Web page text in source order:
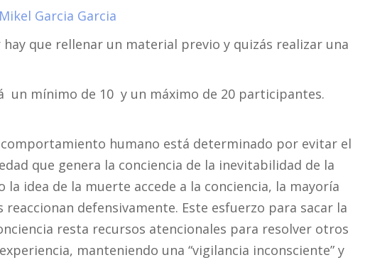
Mikel Garcia Garcia
que rellenar un material previo y quizás realizar una
un mínimo de 10 y un máximo de 20 participantes.
humano está determinado por evitar el
que genera la conciencia de la inevitabilidad de la
la idea de la muerte accede a la conciencia, la mayoría
reaccionan defensivamente. Este esfuerzo para sacar la
resta recursos atencionales para resolver otros
manteniendo una “vigilancia inconsciente” y